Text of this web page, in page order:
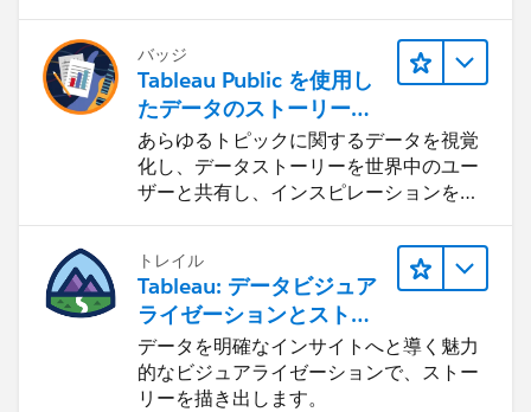
バッジ
Tableau Public を使用し
たデータのストーリーテ
リング
あらゆるトピックに関するデータを視覚
化し、データストーリーを世界中のユー
ザーと共有し、インスピレーションを得
トレイル
Tableau: データビジュア
ライゼーションとストー
リーテリング
データを明確なインサイトへと導く魅力
的なビジュアライゼーションで、ストー
リーを描き出します。